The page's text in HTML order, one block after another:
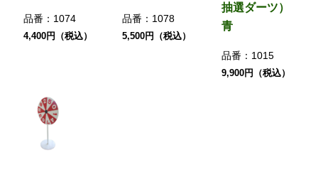
品番： 1074
4,400円（税込）
品番： 1078
5,500円（税込）
抽選ダーツ）
青
品番： 1015
9,900円（税込）